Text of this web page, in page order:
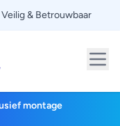
Veilig & Betrouwbaar
montage